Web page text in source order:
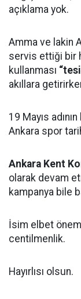
açıklama yok.
Amma ve lakin
servis ettiği bir
kullanması
akıllara
19 Mayıs
Ankara spor
Ankara Kent
olarak devam
kampanya bile
İsim elbet
centilmenlik.
Hayırlısı olsun.